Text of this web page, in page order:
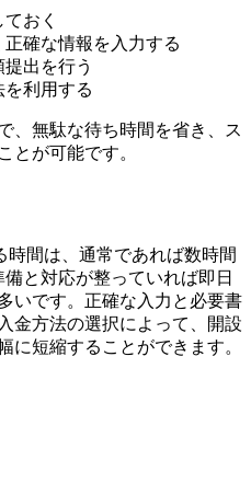
おく
確な情報を入力する
出を行う
利用する
、無駄な待ち時間を省き、ス
とが可能です。
時間は、通常であれば数時間
と対応が整っていれば即日
いです。正確な入力と必要書
金方法の選択によって、開設
に短縮することができます。